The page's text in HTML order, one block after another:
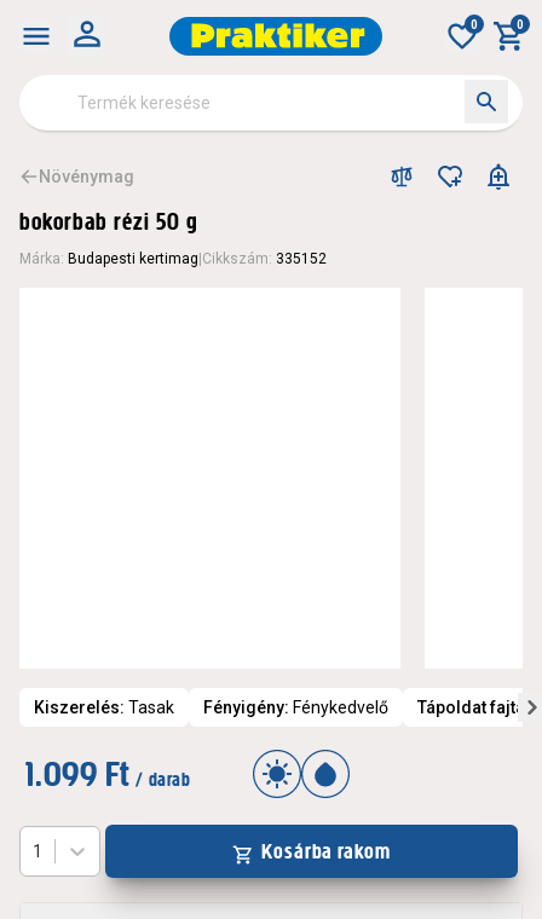
0 0
Növénymag
bokorbab rézi 50 g
Márka: Budapesti kertimag Cikkszám: 335152
Kiszerelés: Tasak Fényigény: Fénykedvelő Tápoldat fajta :
1.099 Ft / darab
1 Kosárba rakom